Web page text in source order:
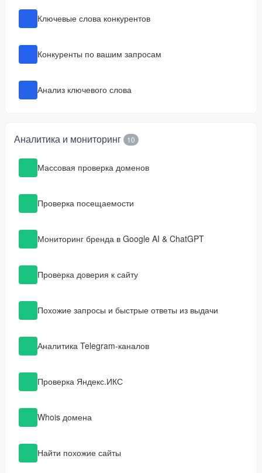
Ключевые слова конкурентов
Конкуренты по вашим запросам
Анализ ключевого слова
Аналитика и мониторинг 10
Массовая проверка доменов
Проверка посещаемости
Мониторинг бренда в Google AI & ChatGPT
Проверка доверия к сайту
Похожие запросы и быстрые ответы из выдачи
Аналитика Telegram-каналов
Проверка Яндекс.ИКС
Whois домена
Найти похожие сайты